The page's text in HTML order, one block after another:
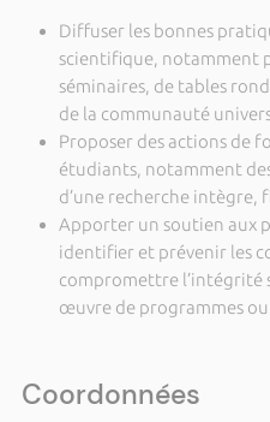
Diffuser les bonnes
scientifique, notamment
séminaires, de tables
de la communauté
Proposer des actions de
étudiants, notamment
d’une recherche intègre,
Apporter un soutien aux
identifier et prévenir les
compromettre l’intégrité
œuvre de programmes
Coordonnées